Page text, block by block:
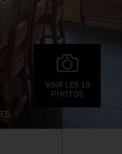
VOIR LES 13
PHOTOS